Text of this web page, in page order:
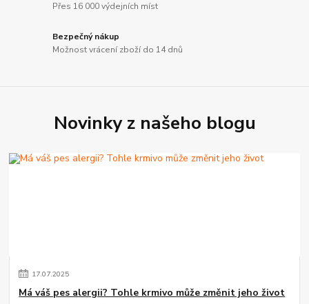
Přes 16 000 výdejních míst
Bezpečný nákup
Možnost vrácení zboží do 14 dnů
Novinky z našeho blogu
17.07.2025
Má váš pes alergii? Tohle krmivo může změnit jeho život